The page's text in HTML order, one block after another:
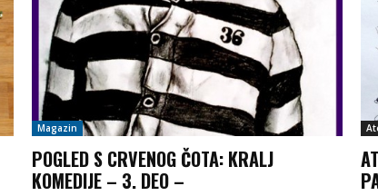
Magazin
POGLED S CRVENOG ČOTA: KRALJ
KOMEDIJE – 3. DEO –